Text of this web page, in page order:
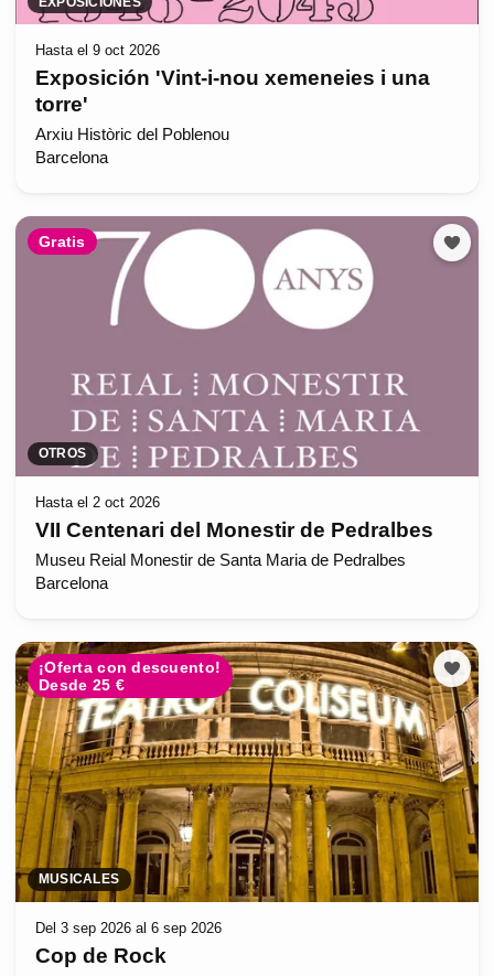
Hasta el 9 oct 2026
Exposición 'Vint-i-nou xemeneies i una
torre'
Arxiu Històric del Poblenou
Barcelona
Gratis
OTROS
Hasta el 2 oct 2026
VII Centenari del Monestir de Pedralbes
Museu Reial Monestir de Santa Maria de Pedralbes
Barcelona
¡Oferta con descuento!
Desde 25 €
MUSICALES
Del 3 sep 2026 al 6 sep 2026
Cop de Rock